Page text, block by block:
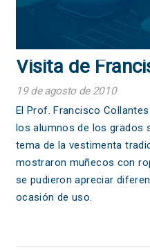
Visita de
19 de agosto de 2010
El Prof. Francisco
los alumnos de los grados
tema de la vestimenta
mostraron muñecos con
se pudieron apreciar
ocasión de uso.